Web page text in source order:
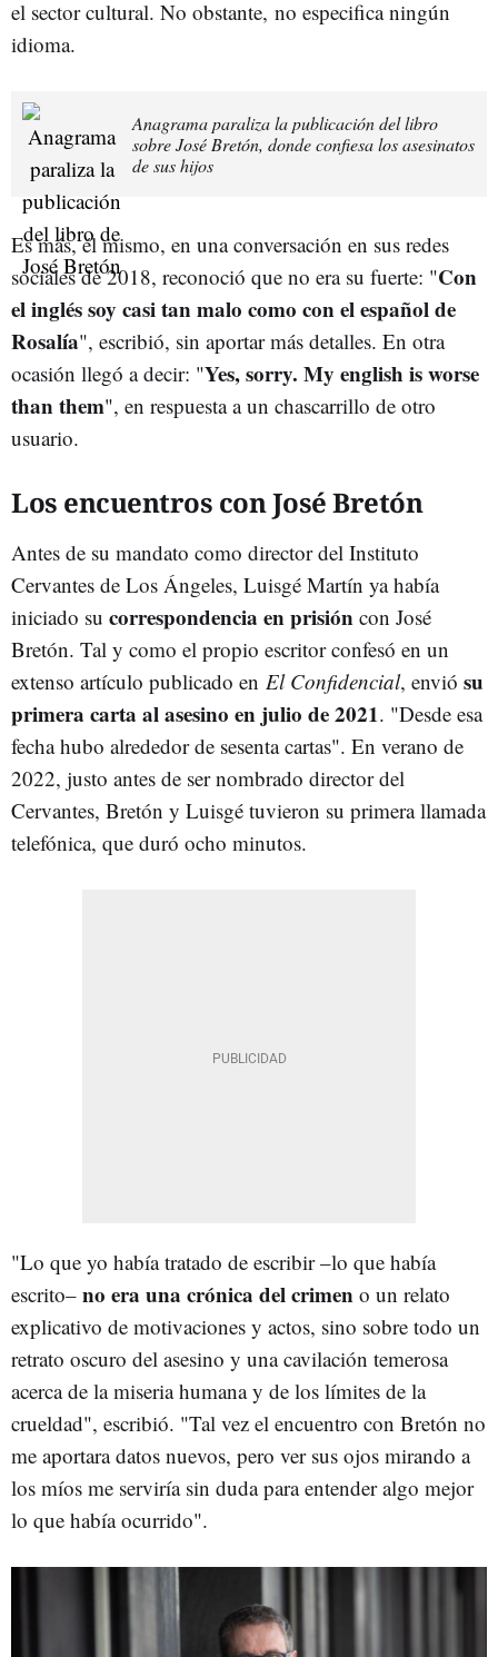
el sector cultural. No obstante, no especifica ningún
idioma.
Anagrama paraliza la publicación del libro
sobre José Bretón, donde confiesa los asesinatos
de sus hijos
Es más, él mismo, en una conversación en sus redes
sociales de 2018, reconoció que no era su fuerte: "Con
el inglés soy casi tan malo como con el español de
Rosalía", escribió, sin aportar más detalles. En otra
ocasión llegó a decir: "Yes, sorry. My english is worse
than them", en respuesta a un chascarrillo de otro
usuario.
Los encuentros con José Bretón
Antes de su mandato como director del Instituto
Cervantes de Los Ángeles, Luisgé Martín ya había
iniciado su correspondencia en prisión con José
Bretón. Tal y como el propio escritor confesó en un
extenso artículo publicado en El Confidencial, envió su
primera carta al asesino en julio de 2021. "Desde esa
fecha hubo alrededor de sesenta cartas". En verano de
2022, justo antes de ser nombrado director del
Cervantes, Bretón y Luisgé tuvieron su primera llamada
telefónica, que duró ocho minutos.
"Lo que yo había tratado de escribir –lo que había
escrito– no era una crónica del crimen o un relato
explicativo de motivaciones y actos, sino sobre todo un
retrato oscuro del asesino y una cavilación temerosa
acerca de la miseria humana y de los límites de la
crueldad", escribió. "Tal vez el encuentro con Bretón no
me aportara datos nuevos, pero ver sus ojos mirando a
los míos me serviría sin duda para entender algo mejor
lo que había ocurrido".